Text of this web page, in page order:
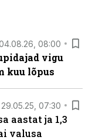
08:00
vigu
kuu lõpus
29.05.25, 07:30
aastat ja 1,3
valusa